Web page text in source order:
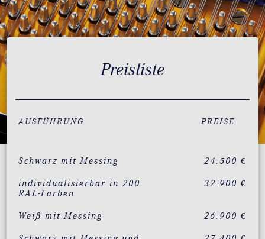
Preisliste
AUSFÜHRUNG PREISE
Schwarz mit Messing 24.500 €
individualisierbar in 200
RAL-Farben
32.900 €
Weiß mit Messing 26.900 €